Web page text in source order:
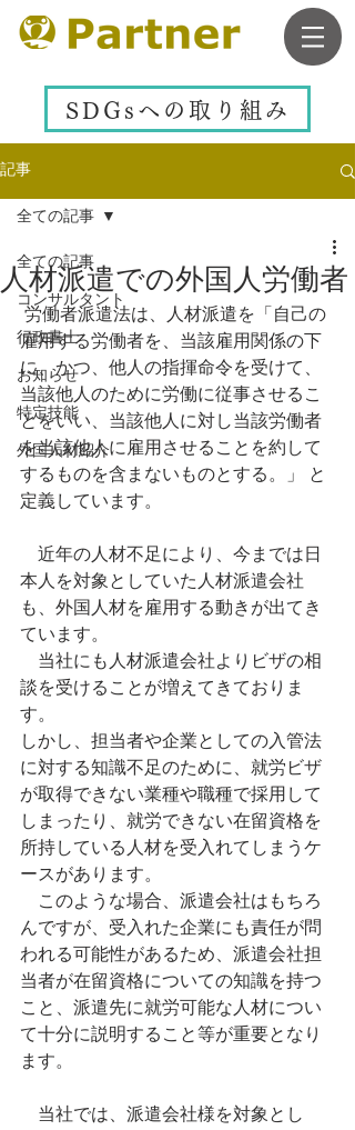
SDGsへの取り組み
記事
全ての記事
コンサルタント
行政書士
お知らせ
特定技能
外国人材紹介
全ての記事
人材派遣での外国人労働者
雇用する労働者を、当該雇用関係の下
に、かつ、他人の指揮命令を受けて、
当該他人のために労働に従事させるこ
とをいい、当該他人に対し当該労働者
を当該他人に雇用させることを約して
するものを含まないものとする。」 と
定義しています。
近年の人材不足により、今までは日
本人を対象としていた人材派遣会社
も、外国人材を雇用する動きが出てき
ています。
当社にも人材派遣会社よりビザの相
談を受けることが増えてきておりま
す。
しかし、担当者や企業としての入管法
に対する知識不足のために、就労ビザ
が取得できない業種や職種で採用して
しまったり、就労できない在留資格を
所持している人材を受入れてしまうケ
ースがあります。
このような場合、派遣会社はもちろ
んですが、受入れた企業にも責任が問
われる可能性があるため、派遣会社担
当者が在留資格についての知識を持つ
こと、派遣先に就労可能な人材につい
て十分に説明すること等が重要となり
ます。
当社では、派遣会社様を対象とし